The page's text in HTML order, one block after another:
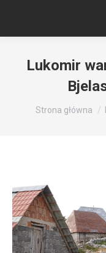
Lukomir
Jesteś tutaj:
Strona główna